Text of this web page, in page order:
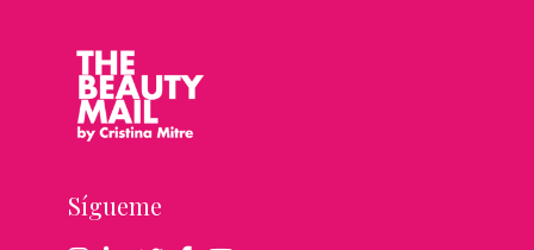
Sígueme